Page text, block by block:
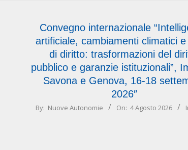
Convegno internazionale
artificiale, cambiamenti climatici
di diritto: trasformazioni del
pubblico e garanzie istituzionali”,
Savona e Genova, 16-18
2026″
2026-
By: Nuove Autonomie On: 4 Agosto 2026